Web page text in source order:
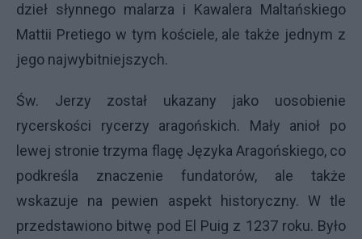
dzieł słynnego malarza i Kawalera Maltańskiego
Mattii Pretiego w tym kościele, ale także jednym z
jego najwybitniejszych.
Św. Jerzy został ukazany jako uosobienie
rycerskości rycerzy aragońskich. Mały anioł po
lewej stronie trzyma flagę Języka Aragońskiego, co
podkreśla znaczenie fundatorów, ale także
wskazuje na pewien aspekt historyczny. W tle
przedstawiono bitwę pod El Puig z 1237 roku. Było